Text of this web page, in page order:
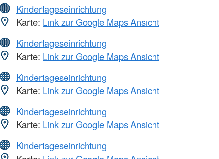
Kindertageseinrichtung
Karte: Link zur Google Maps Ansicht
Kindertageseinrichtung
Karte: Link zur Google Maps Ansicht
Kindertageseinrichtung
Karte: Link zur Google Maps Ansicht
Kindertageseinrichtung
Karte: Link zur Google Maps Ansicht
Kindertageseinrichtung